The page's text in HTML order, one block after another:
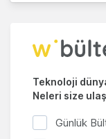
Teknoloji
Neleri size
Günlük